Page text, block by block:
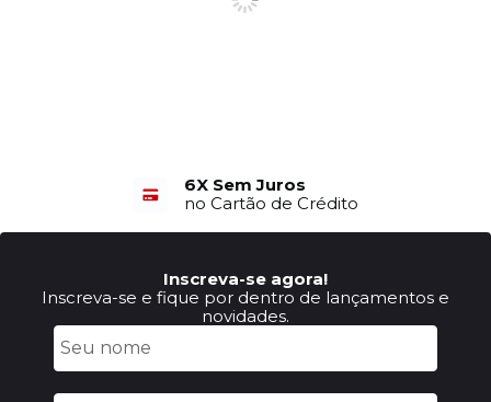
6X Sem Juros
no Cartão de Crédito
Inscreva-se agora!
Inscreva-se e fique por dentro de lançamentos e
novidades.